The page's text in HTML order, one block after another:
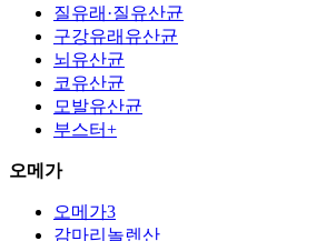
질유래·질유산균
구강유래유산균
뇌유산균
코유산균
모발유산균
부스터+
오메가
오메가3
감마리놀렌산